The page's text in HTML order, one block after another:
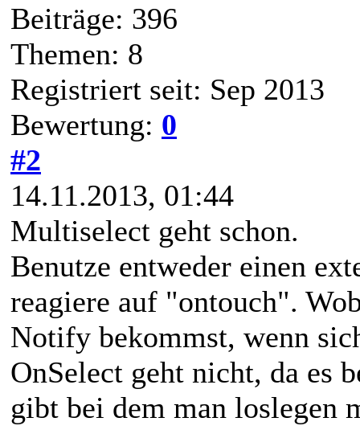
Beiträge: 396
Themen: 8
Registriert seit: Sep 2013
Bewertung: 0
#2
14.11.2013, 01:44
Multiselect geht schon.
Benutze entweder einen
reagiere auf "ontouch".
Notify bekommst, wenn
OnSelect geht nicht, da es
gibt bei dem man loslegen